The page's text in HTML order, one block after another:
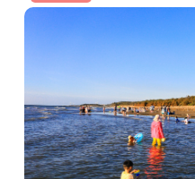
商家合作
推薦景點
討論區